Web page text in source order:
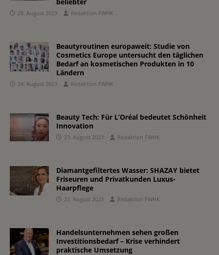
28. August 2023 Redaktion FWHK
Beautyroutinen europaweit: Studie von
Cosmetics Europe untersucht den täglichen
Bedarf an kosmetischen Produkten in 10
Ländern
24. August 2023 Redaktion FWHK
Beauty Tech: Für L’Oréal bedeutet Schönheit
Innovation
23. August 2023 Redaktion FWHK
Diamantgefiltertes Wasser: SHAZAY bietet
Friseuren und Privatkunden Luxus-
Haarpflege
22. August 2023 Redaktion FWHK
Handelsunternehmen sehen großen
Investitionsbedarf – Krise verhindert
praktische Umsetzung